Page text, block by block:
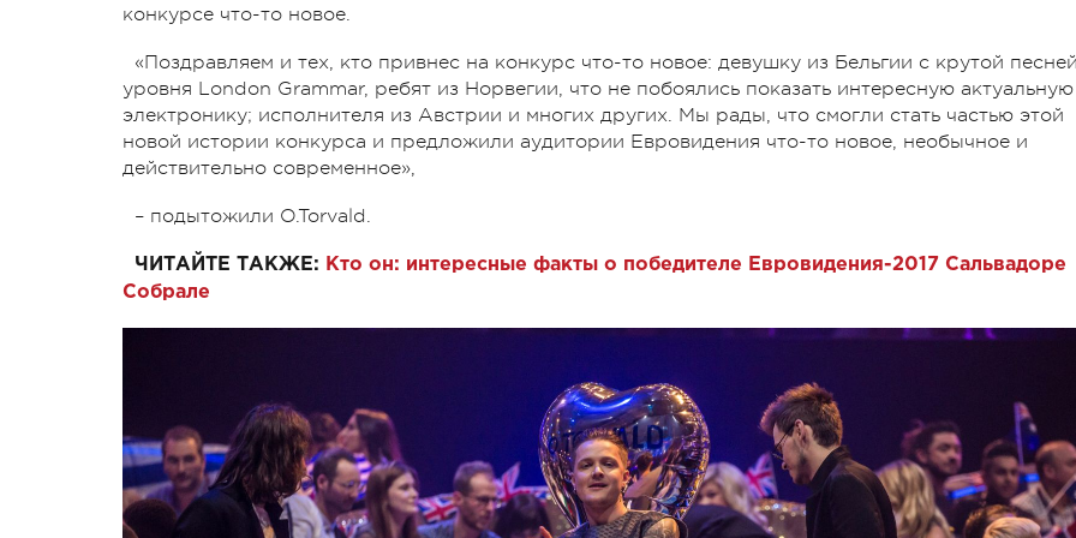
конкурсе что-то новое.
«Поздравляем и тех, кто привнес на конкурс что-то новое: девушку из Бельгии с крутой
уровня London Grammar, ребят из Норвегии, что не побоялись показать интересную актуальную
электронику; исполнителя из Австрии и многих других. Мы рады, что смогли стать частью этой
новой истории конкурса и предложили аудитории Евровидения что-то новое, необычное и
действительно современное»,
– подытожили O.Torvald.
ЧИТАЙТЕ ТАКЖЕ: Кто он: интересные факты о победителе Евровидения-2017 Сальвадоре
Собрале